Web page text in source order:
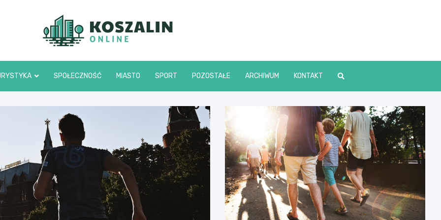
SPOŁECZNOŚĆ MIASTO SPORT POZOSTAŁE ARCHIWUM KONTAKT